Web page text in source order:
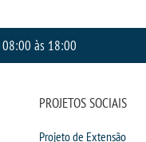
08:00 às 18:00
PROJETOS SOCIAIS
Projeto de Extensão